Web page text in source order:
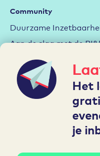
Het
je
Community
Duurzame
Aan de slag met de
Arbeidsmarktstrategie
Hybride werken
Leren en Ontwikkelen